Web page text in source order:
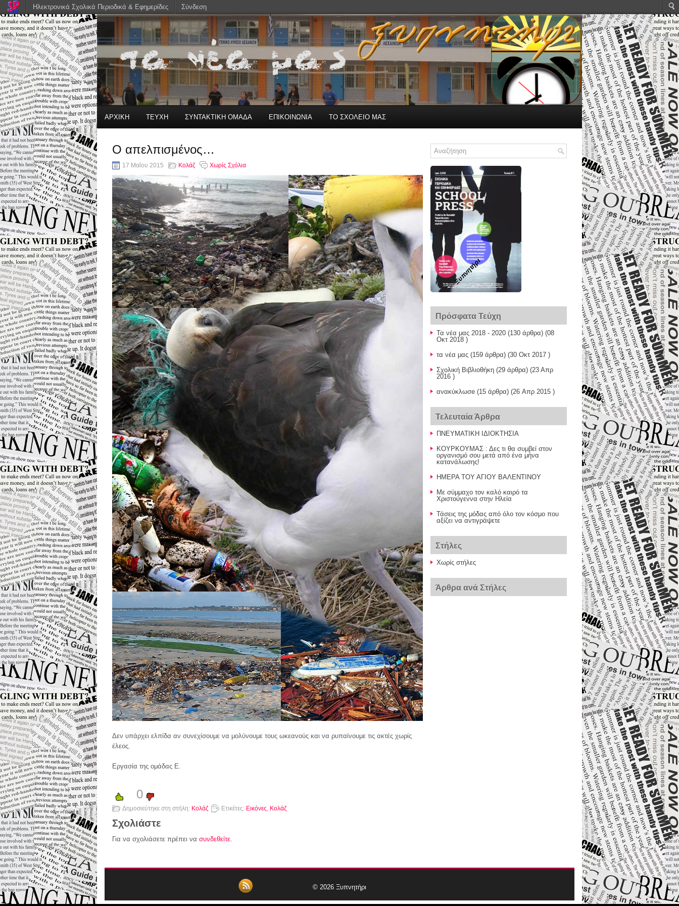
ΑΡΧΙΚΗ ΤΕΥΧΗ ΣΥΝΤΑΚΤΙΚΗ ΟΜΑΔΑ ΕΠΙΚΟΙΝΩΝΙΑ ΤΟ ΣΧΟΛΕΙΟ ΜΑΣ
Ο απελπισμένος…
17 Μαΐου 2015 Κολάζ Χωρίς Σχόλια
Δεν υπάρχει ελπίδα αν συνεχίσουμε να μολύνουμε τους ωκεανούς και να ρυπαίνουμε τις ακτές χωρίς
έλεος.
Εργασία της ομάδας Ε.
0
Δημοσιεύτηκε στη στήλη: Κολάζ Ετικέτες: Εικόνες, Κολάζ
Σχολιάστε
Για να σχολιάσετε πρέπει να συνδεθείτε.
Ξυπνητήρι
Πρόσφατα Τεύχη
Τα νέα μας 2018 - 2020 (130 άρθρα) (08
Οκτ 2018 )
τα νέα μας (159 άρθρα) (30 Οκτ 2017 )
Σχολική Βιβλιοθήκη (29 άρθρα) (23 Απρ
2016 )
ανακύκλωσe (15 άρθρα) (26 Απρ 2015 )
Τελευταία Άρθρα
ΠΝΕΥΜΑΤΙΚΗ ΙΔΙΟΚΤΗΣΙΑ
ΚΟΥΡΚΟΥΜΑΣ : Δες τι θα συμβεί στον
οργανισμό σου μετά από ένα μήνα
κατανάλωσης!
ΗΜΕΡΑ ΤΟΥ ΑΓΙΟΥ ΒΑΛΕΝΤΙΝΟΥ
Με σύμμαχο τον καλό καιρό τα
Χριστούγεννα στην Ηλεία
Τάσεις της μόδας από όλο τον κόσμο που
αξίζει να αντιγράψετε
Στήλες
Χωρίς στήλες
Άρθρα ανά Στήλες
© 2026 Ξυπνητήρι
Ηλεκτρονικά Σχολικά Περιοδικά & Εφημερίδες Σύνδεση